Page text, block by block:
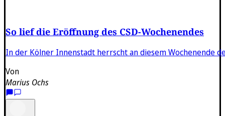
So lief die Eröffnung des CSD-Wochenendes
In der Kölner Innenstadt herrscht an diesem Wochenende
Von
Marius Ochs